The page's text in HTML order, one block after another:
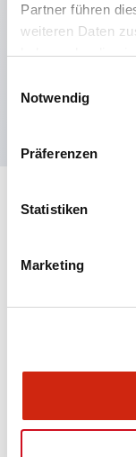
Partner führen
weiteren Daten
haben oder die
Notwendig
Präferenzen
Statistiken
Marketing
Schutzart IP65
Dokumente
04/09/2025